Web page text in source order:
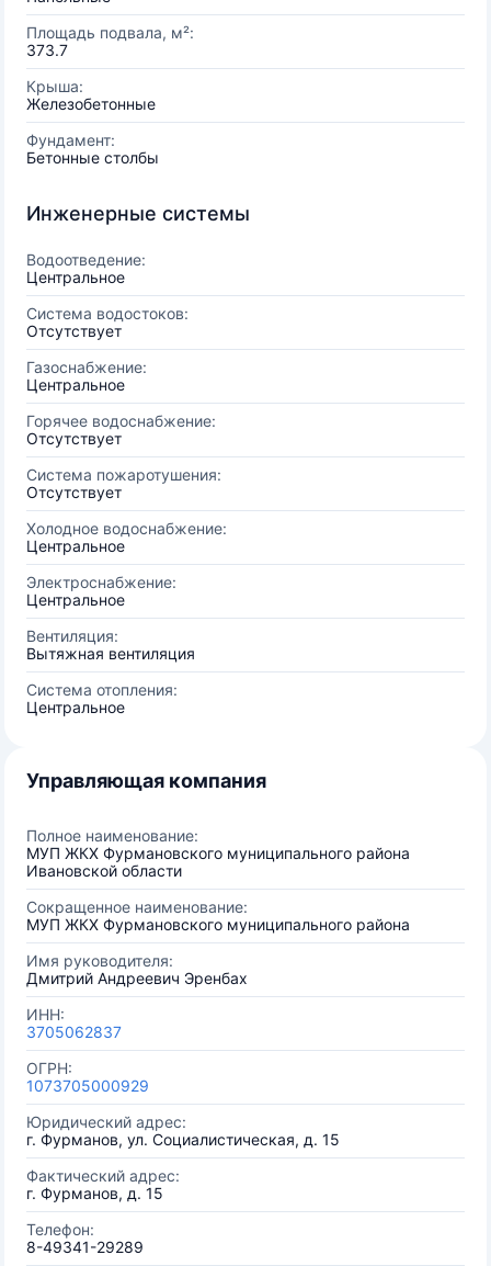
Площадь подвала, м²:
373.7
Крыша:
Железобетонные
Фундамент:
Бетонные столбы
Инженерные системы
Водоотведение:
Центральное
Система водостоков:
Отсутствует
Газоснабжение:
Центральное
Горячее водоснабжение:
Отсутствует
Система пожаротушения:
Отсутствует
Холодное водоснабжение:
Центральное
Электроснабжение:
Центральное
Вентиляция:
Вытяжная вентиляция
Система отопления:
Центральное
Управляющая компания
Полное наименование:
МУП ЖКХ Фурмановского муниципального района
Ивановской области
Сокращенное наименование:
МУП ЖКХ Фурмановского муниципального района
Имя руководителя:
Дмитрий Андреевич Эренбах
ИНН:
3705062837
ОГРН:
1073705000929
Юридический адрес:
г. Фурманов, ул. Социалистическая, д. 15
Фактический адрес:
г. Фурманов, д. 15
Телефон:
8-49341-29289